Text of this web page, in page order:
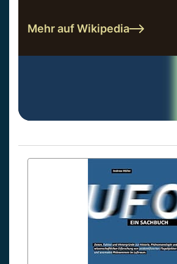
Mehr auf Wikipedia